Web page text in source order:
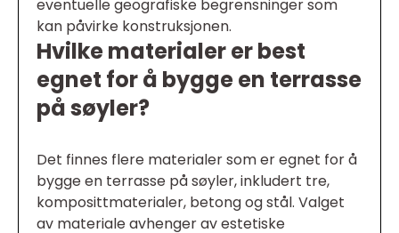
eventuelle geografiske begrensninger som
kan påvirke konstruksjonen.
Hvilke materialer er best
egnet for å bygge en terrasse
på søyler?
Det finnes flere materialer som er egnet for å
bygge en terrasse på søyler, inkludert tre,
komposittmaterialer, betong og stål. Valget
av materiale avhenger av estetiske